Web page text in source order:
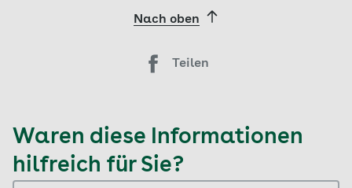
Nach oben
Teilen
Waren diese Informationen
hilfreich für Sie?